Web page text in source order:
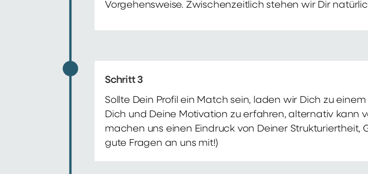
Vorgehensweise. Zwischenzeitlich stehen wir Dir
Schritt 3
Sollte Dein Profil ein Match sein, laden wir Dich zu
Dich und Deine Motivation zu erfahren, alternativ kann
machen uns einen Eindruck von Deiner
gute Fragen an uns mit!)